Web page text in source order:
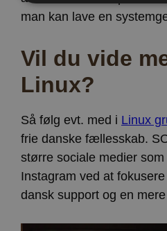
man kan lave en
Vil du vide
Linux?
Så følg evt. med i Linux
frie danske fællesskab.
større sociale medier
Instagram ved at
dansk support og en
Målretning af
Strengt nødvendige cookies
kernewebsfunktionalitet
Navn
CookieScriptConsent